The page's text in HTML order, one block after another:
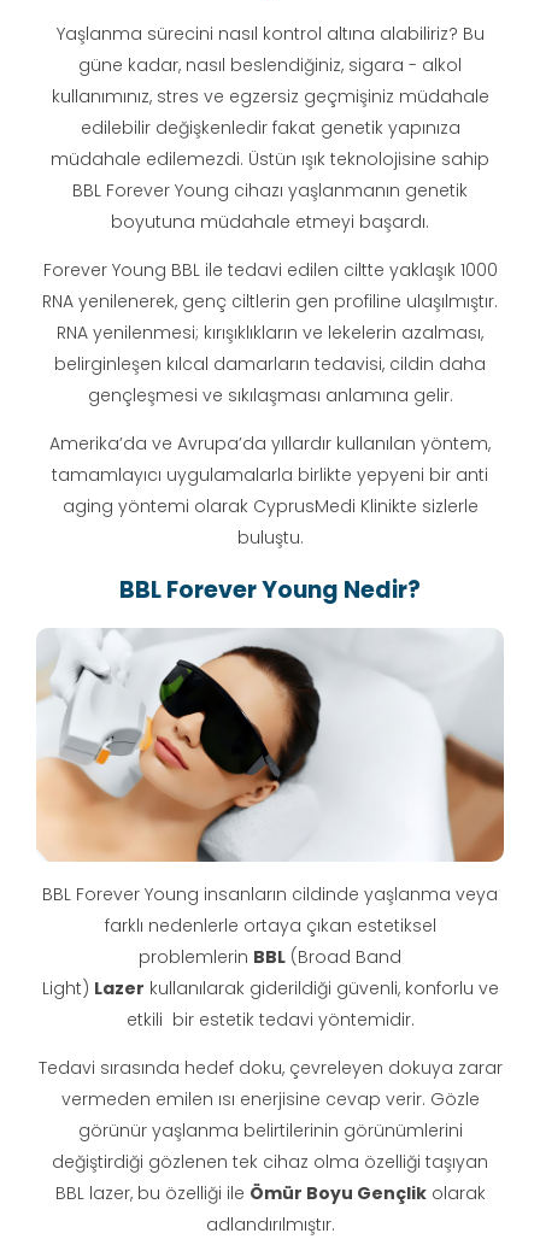
Yaşlanma sürecini nasıl kontrol altına alabiliriz? Bu
güne kadar, nasıl beslendiğiniz, sigara - alkol
kullanımınız, stres ve egzersiz geçmişiniz müdahale
edilebilir değişkenledir fakat genetik yapınıza
müdahale edilemezdi. Üstün ışık teknolojisine sahip
BBL Forever Young cihazı yaşlanmanın genetik
boyutuna müdahale etmeyi başardı.
Forever Young BBL ile tedavi edilen ciltte yaklaşık 1000
RNA yenilenerek, genç ciltlerin gen profiline ulaşılmıştır.
RNA yenilenmesi; kırışıklıkların ve lekelerin azalması,
belirginleşen kılcal damarların tedavisi, cildin daha
gençleşmesi ve sıkılaşması anlamına gelir.
Amerika’da ve Avrupa’da yıllardır kullanılan yöntem,
tamamlayıcı uygulamalarla birlikte yepyeni bir anti
aging yöntemi olarak CyprusMedi Klinikte sizlerle
buluştu.
BBLForever Young Nedir?
BBL Forever Young insanların cildinde yaşlanma veya
farklı nedenlerle ortaya çıkan estetiksel
problemlerin BBL (Broad Band
Light) Lazer kullanılarak giderildiği güvenli, konforlu ve
etkili bir estetik tedavi yöntemidir.
Tedavi sırasında hedef doku, çevreleyen dokuya zarar
vermeden emilen ısı enerjisine cevap verir. Gözle
görünür yaşlanma belirtilerinin görünümlerini
değiştirdiği gözlenen tek cihaz olma özelliği taşıyan
BBL lazer, bu özelliği ile Ömür Boyu Gençlikolarak
adlandırılmıştır.